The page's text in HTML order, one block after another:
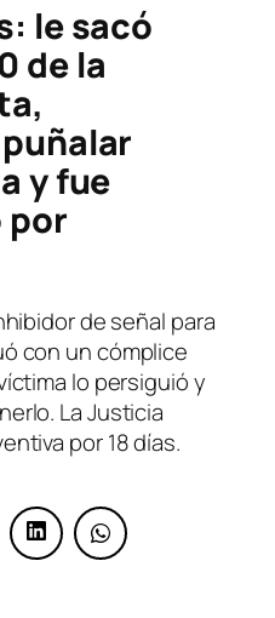
le sacó
de la
y fue
por
de señal para
con un cómplice
lo persiguió y
La Justicia
por 18 días.